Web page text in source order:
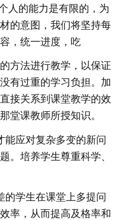
人的能力是有限的，为
的意图，我们将坚持每
，统一进度，吃
方法进行教学，以保证
有过重的学习负担。加
接关系到课堂教学的效
堂课教师所授知识。
能应对复杂多变的新问
。培养学生尊重科学、
的学生在课堂上多提问
率，从而提高及格率和